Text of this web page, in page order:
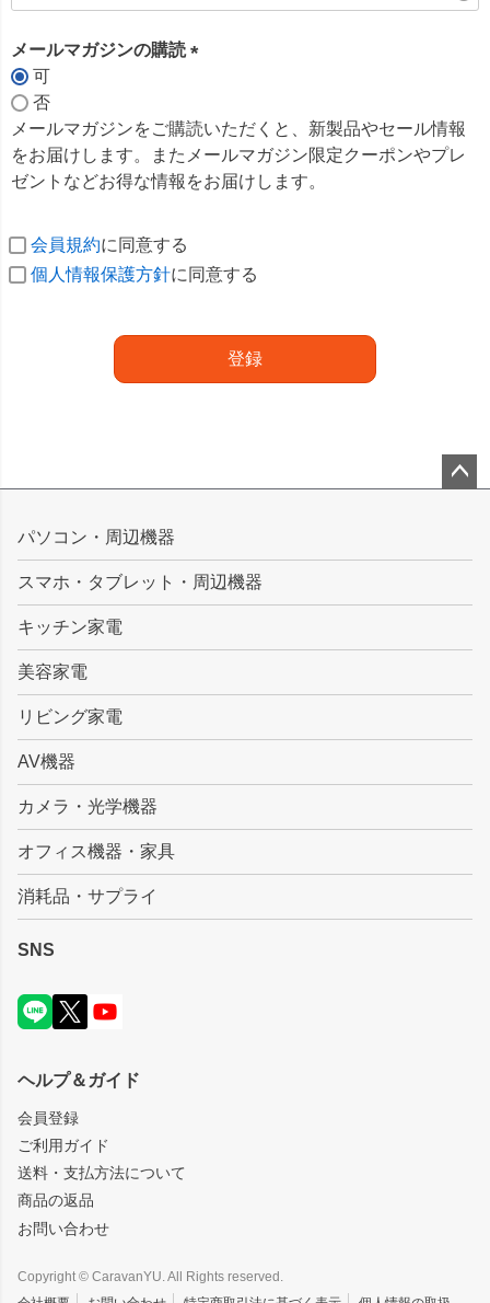
須
メールマガジンの購読
須
)
可
否
メールマガジンをご購読いただくと、新製品やセール情報
をお届けします。またメールマガジン限定クーポンやプレ
ゼントなどお得な情報をお届けします。
会員規約に同意する
個人情報保護方針に同意する
登録
ップ
パソコン・周辺機器
スマホ・タブレット・周辺機器
キッチン家電
美容家電
リビング家電
AV機器
カメラ・光学機器
オフィス機器・家具
消耗品・サプライ
SNS
ヘルプ＆ガイド
会員登録
ご利用ガイド
送料・支払方法について
商品の返品
お問い合わせ
Copyright © CaravanYU. All Rights reserved.